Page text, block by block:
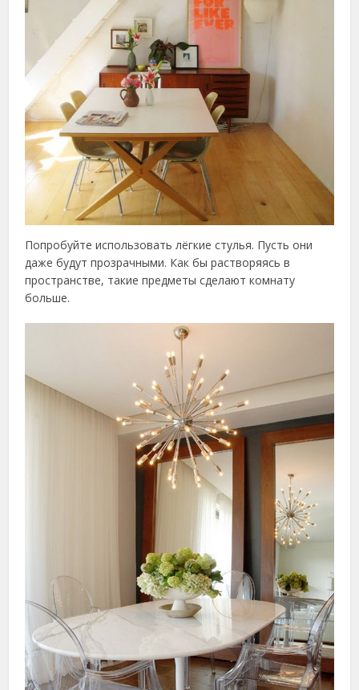
Попробуйте использовать лёгкие стулья. Пусть они
даже будут прозрачными. Как бы растворяясь в
пространстве, такие предметы сделают комнату
больше.